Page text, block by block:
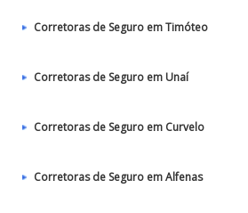
Corretoras de Seguro em Timóteo
Corretoras de Seguro em Unaí
Corretoras de Seguro em Curvelo
Corretoras de Seguro em Alfenas